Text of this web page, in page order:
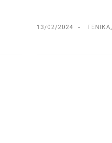
13/02/2024 ΓΕΝΙΚΆ,